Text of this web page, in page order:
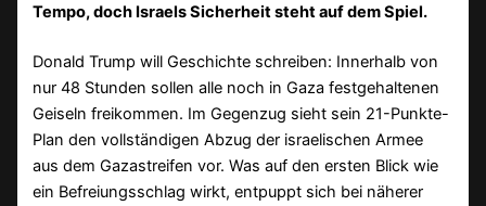
Tempo, doch Israels Sicherheit steht auf dem Spiel.
Donald Trump will Geschichte schreiben: Innerhalb von
nur 48 Stunden sollen alle noch in Gaza festgehaltenen
Geiseln freikommen. Im Gegenzug sieht sein 21-Punkte-
Plan den vollständigen Abzug der israelischen Armee
aus dem Gazastreifen vor. Was auf den ersten Blick wie
ein Befreiungsschlag wirkt, entpuppt sich bei näherer